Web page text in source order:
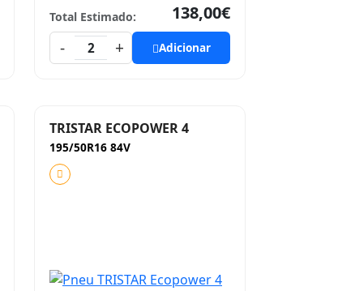
Total Estimado:
138,00€
-
2 + Adicionar
TRISTAR ECOPOWER 4
195/50R16 84V